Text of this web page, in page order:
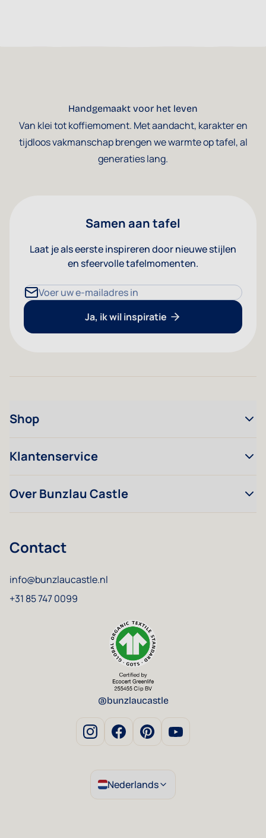
Handgemaakt voor het leven
Van klei tot koffiemoment. Met aandacht, karakter en
tijdloos vakmanschap brengen we warmte op tafel, al
generaties lang.
Samen aan tafel
Laat je als eerste inspireren door nieuwe stijlen
en sfeervolle tafelmomenten.
E-mailadres
Ja, ik wil inspiratie
Shop
Klantenservice
Over Bunzlau Castle
Contact
info@bunzlaucastle.nl
+31 85 747 0099
@bunzlaucastle
Nederlands